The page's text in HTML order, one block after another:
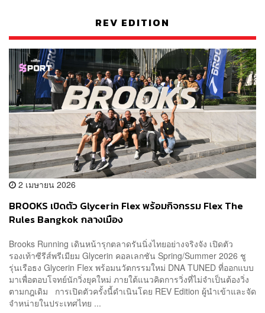
REV EDITION
2 เมษายน 2026
BROOKS เปิดตัว Glycerin Flex พร้อมกิจกรรม Flex The
Rules Bangkok กลางเมือง
Brooks Running เดินหน้ารุกตลาดรันนิ่งไทยอย่างจริงจัง เปิดตัว
รองเท้าซีรีส์พรีเมียม Glycerin คอลเลกชัน Spring/Summer 2026 ชู
รุ่นเรือธง Glycerin Flex พร้อมนวัตกรรมใหม่ DNA TUNED ที่ออกแบบ
มาเพื่อตอบโจทย์นักวิ่งยุคใหม่ ภายใต้แนวคิดการวิ่งที่ไม่จำเป็นต้องวิ่ง
ตามกฎเดิม การเปิดตัวครั้งนี้ดำเนินโดย REV Edition ผู้นำเข้าและจัด
จำหน่ายในประเทศไทย ...